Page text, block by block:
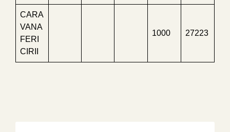
CARA
VANA
FERI
CIRII
1000 27223